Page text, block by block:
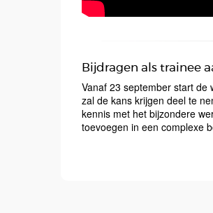
Bijdragen als trainee
Vanaf 23 september start
zal de kans krijgen deel te
kennis met het bijzondere
toevoegen in een complexe